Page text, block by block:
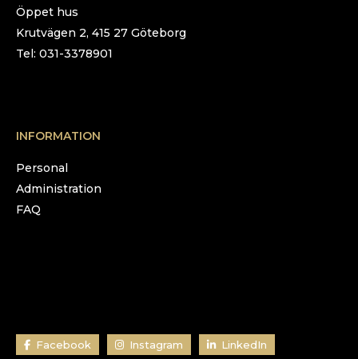
Öppet hus
Krutvägen 2, 415 27 Göteborg
Tel: 031-3378901
INFORMATION
Personal
Administration
FAQ
Facebook Instagram LinkedIn